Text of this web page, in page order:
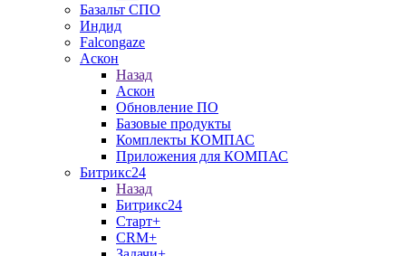
Базальт СПО
Индид
Falcongaze
Аскон
Назад
Аскон
Обновление ПО
Базовые продукты
Комплекты КОМПАС
Приложения для КОМПАС
Битрикс24
Назад
Битрикс24
Старт+
CRM+